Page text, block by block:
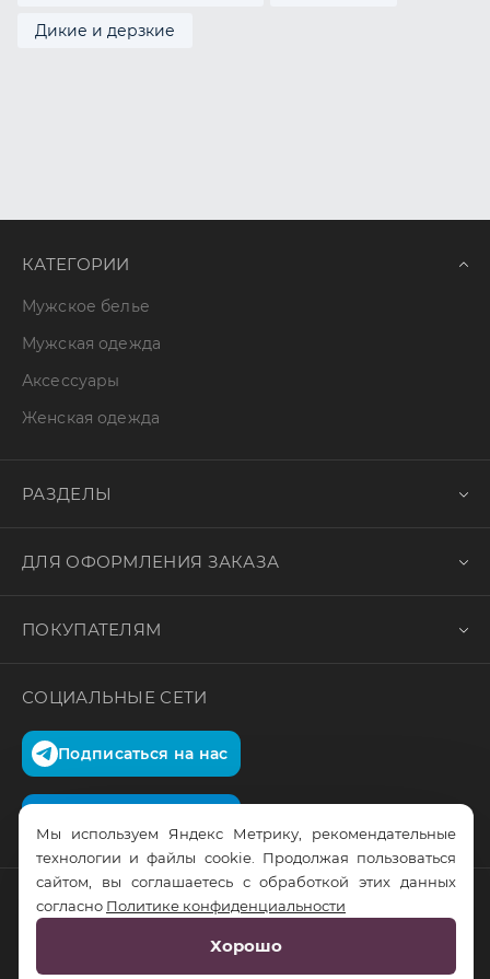
Дикие и дерзкие
КАТЕГОРИИ
Мужское белье
Мужская одежда
Аксессуары
Женская одежда
РАЗДЕЛЫ
ДЛЯ ОФОРМЛЕНИЯ ЗАКАЗА
ПОКУПАТЕЛЯМ
СОЦИАЛЬНЫЕ СЕТИ
Подписаться на нас
© RusTrus. 2011-2026. Все права защищены
RS Digital
Мы используем Яндекс Метрику, рекомендательные
технологии и файлы cookie. Продолжая пользоваться
сайтом, вы соглашаетесь с обработкой этих данных
согласно Политике конфиденциальности
Хорошо